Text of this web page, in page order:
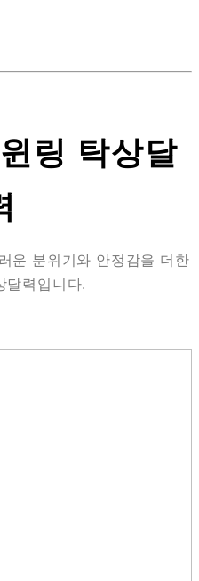
링 탁상달
운 분위기와 안정감을 더한
달력입니다.